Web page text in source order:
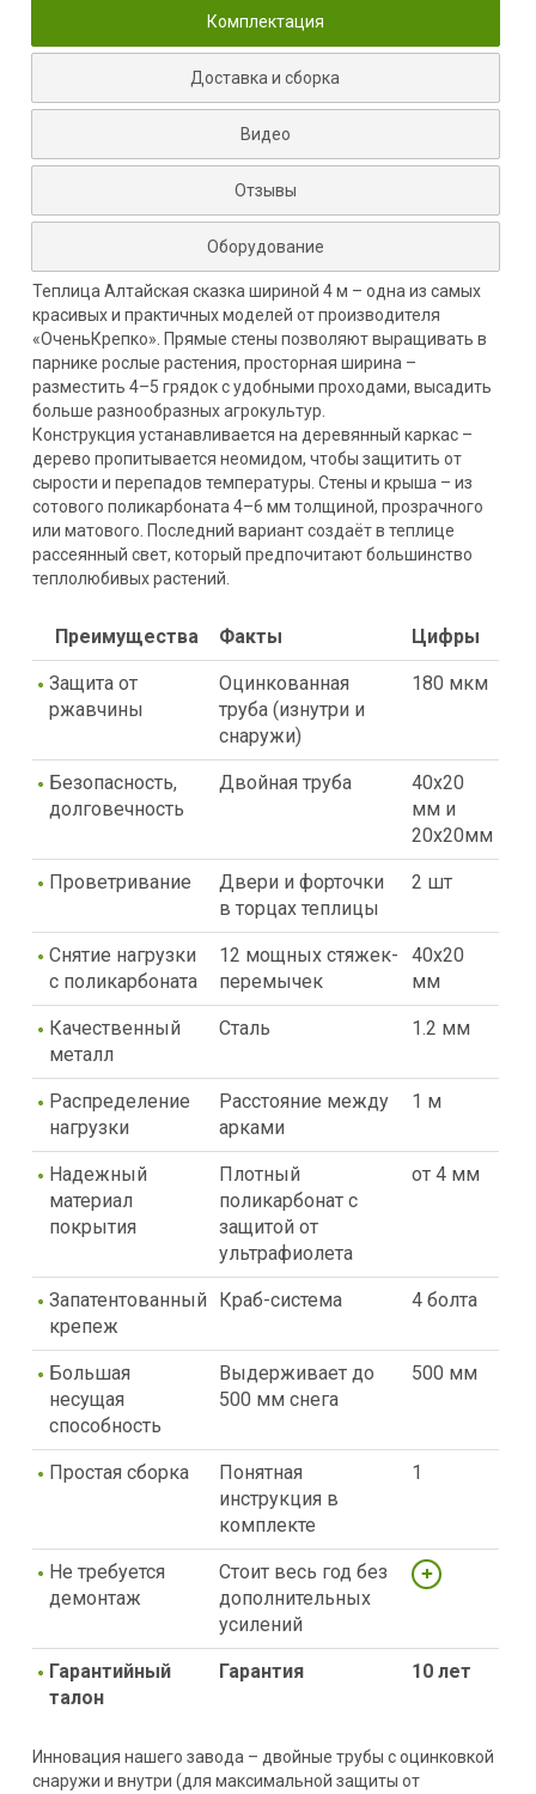
Комплектация
Доставка и сборка
Видео
Отзывы
Оборудование
Теплица Алтайская сказка шириной 4 м – одна из самых
красивых и практичных моделей от производителя
«ОченьКрепко». Прямые стены позволяют выращивать в
парнике рослые растения, просторная ширина –
разместить 4–5 грядок с удобными проходами, высадить
больше разнообразных агрокультур.
Конструкция устанавливается на деревянный каркас –
дерево пропитывается неомидом, чтобы защитить от
сырости и перепадов температуры. Стены и крыша – из
сотового поликарбоната 4–6 мм толщиной, прозрачного
или матового. Последний вариант создаёт в теплице
рассеянный свет, который предпочитают большинство
теплолюбивых растений.
Преимущества Факты Цифры
Защита от
ржавчины
Оцинкованная
труба (изнутри и
снаружи)
180 мкм
Безопасность,
долговечность
Двойная труба
40х20
мм и
20х20мм
Проветривание
Двери и форточки
в торцах теплицы
2 шт
Снятие нагрузки
с поликарбоната
12 мощных стяжек-
перемычек
40х20
мм
Качественный
металл
Сталь 1.2 мм
Распределение
нагрузки
Расстояние между
арками
1 м
Надежный
материал
покрытия
Плотный
поликарбонат с
защитой от
ультрафиолета
от 4 мм
Запатентованный
крепеж
Краб-система 4 болта
Большая
несущая
способность
Выдерживает до
500 мм снега
500 мм
Простая сборка
Понятная
инструкция в
комплекте
1
Не требуется
демонтаж
Стоит весь год без
дополнительных
усилений
Гарантийный
талон
Гарантия 10 лет
Инновация нашего завода – двойные трубы с оцинковкой
снаружи и внутри (для максимальной защиты от